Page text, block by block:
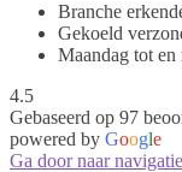
Branche
Gekoeld
Maandag tot
4.5
Gebaseerd op 97
powered by Google
Ga door naar navigatie